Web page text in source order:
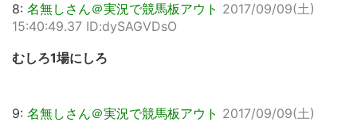
8: 名無しさん＠実況で競馬板アウト 2017/09/09(土)
15:40:49.37 ID:dySAGVDsO
むしろ1場にしろ
9: 名無しさん＠実況で競馬板アウト 2017/09/09(土)